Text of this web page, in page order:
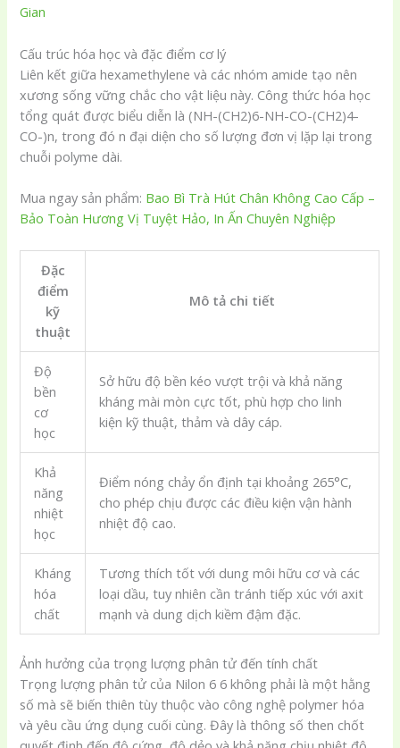
Gian
Cấu trúc hóa học và đặc điểm cơ lý
Liên kết giữa hexamethylene và các nhóm amide tạo nên
xương sống vững chắc cho vật liệu này. Công thức hóa học
tổng quát được biểu diễn là (NH-(CH2)6-NH-CO-(CH2)4-
CO-)n, trong đó n đại diện cho số lượng đơn vị lặp lại trong
chuỗi polyme dài.
Mua ngay sản phẩm: Bao Bì Trà Hút Chân Không Cao Cấp –
Bảo Toàn Hương Vị Tuyệt Hảo, In Ấn Chuyên Nghiệp
Đặc
điểm
kỹ
thuật
Mô tả chi tiết
Độ
bền
cơ
học
Sở hữu độ bền kéo vượt trội và khả năng
kháng mài mòn cực tốt, phù hợp cho linh
kiện kỹ thuật, thảm và dây cáp.
Khả
năng
nhiệt
học
Điểm nóng chảy ổn định tại khoảng 265°C,
cho phép chịu được các điều kiện vận hành
nhiệt độ cao.
Kháng
hóa
chất
Tương thích tốt với dung môi hữu cơ và các
loại dầu, tuy nhiên cần tránh tiếp xúc với axit
mạnh và dung dịch kiềm đậm đặc.
Ảnh hưởng của trọng lượng phân tử đến tính chất
Trọng lượng phân tử của Nilon 6 6 không phải là một hằng
số mà sẽ biến thiên tùy thuộc vào công nghệ polymer hóa
và yêu cầu ứng dụng cuối cùng. Đây là thông số then chốt